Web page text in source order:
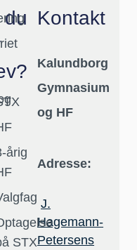
Kontakt
Kalundborg
Gymnasium
og HF
Adresse:
J.
Hagemann-
Petersens
du
årig
STX